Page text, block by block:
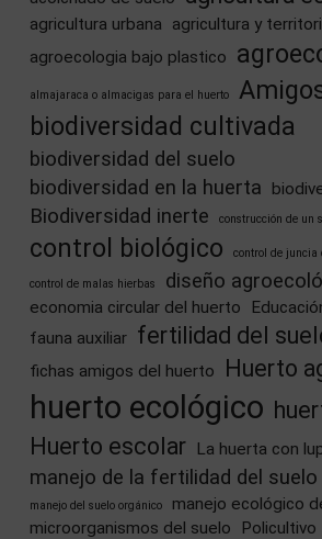
agricultura urbana agricultura y
agroecologia bajo plastico
almajaraca o almacigas para el huerto
biodiversidad cultivada
biodiversidad del suelo
biodiversidad en la huerta
Biodiversidad inerte construcción de un
control biológico control de juncia
control de malas hierbas diseño
economia circular del huerto
fauna auxiliar fertilidad del
fichas amigos del huerto Huerto
huerto ecológico
Huerto escolar
La huerta con
manejo de la fertilidad del suelo
manejo del suelo orgánico
manejo ecológico
microorganismos del suelo
Policultivo